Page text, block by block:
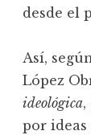
desde el
Así,
López
ideológica,
por ideas